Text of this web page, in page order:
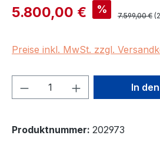
Verkaufspreis:
5.800,00 € % Regulärer
7.599,00 €
Preise inkl. MwSt. zzgl.
Produkt Anzahl: Gib
In
Produktnummer: 202973